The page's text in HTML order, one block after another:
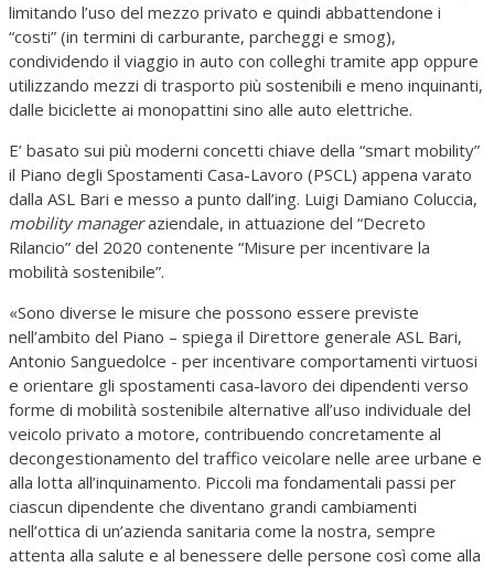
limitando l’uso del mezzo privato e quindi abbattendone i
“costi” (in termini di carburante, parcheggi e smog),
condividendo il viaggio in auto con colleghi tramite app oppure
utilizzando mezzi di trasporto più sostenibili e meno inquinanti,
dalle biciclette ai monopattini sino alle auto elettriche.
E’ basato sui più moderni concetti chiave della “smart mobility”
il Piano degli Spostamenti Casa-Lavoro (PSCL) appena varato
dalla ASL Bari e messo a punto dall’ing. Luigi Damiano Coluccia,
mobility manageraziendale, in attuazione del “Decreto
Rilancio” del 2020 contenente “Misure per incentivare la
mobilità sostenibile”.
«Sono diverse le misure che possono essere previste
nell’ambito del Piano – spiega il Direttore generale ASL Bari,
Antonio Sanguedolce - per incentivare comportamenti virtuosi
e orientare gli spostamenti casa-lavoro dei dipendenti verso
forme di mobilità sostenibile alternative all’uso individuale del
veicolo privato a motore, contribuendo concretamente al
decongestionamento del traffico veicolare nelle aree urbane e
alla lotta all’inquinamento. Piccoli ma fondamentali passi per
ciascun dipendente che diventano grandi cambiamenti
nell’ottica di un’azienda sanitaria come la nostra, sempre
attenta alla salute e al benessere delle persone così come alla